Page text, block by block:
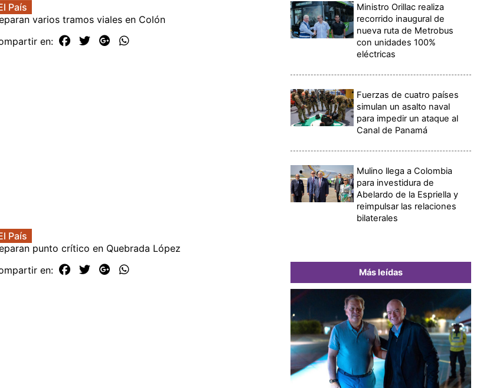
País
varios tramos viales en Colón
en:
País
punto crítico en Quebrada López
en:
Ministro Orillac realiza
recorrido inaugural de
nueva ruta de Metrobus
con unidades 100%
eléctricas
Fuerzas de cuatro países
simulan un asalto naval
para impedir un ataque al
Canal de Panamá
Mulino llega a Colombia
para investidura de
Abelardo de la Espriella y
reimpulsar las relaciones
bilaterales
Más leídas